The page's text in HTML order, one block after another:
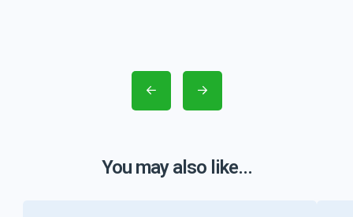
You may also like...